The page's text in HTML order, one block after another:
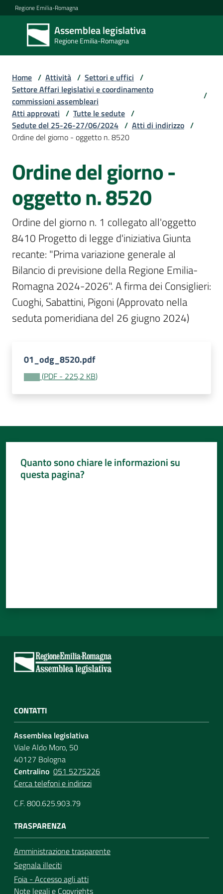
Vai al contenuto
Vai alla navigazione
Vai al footer
Regione Emilia-Romagna
Assemblea legislativa
Regione Emilia-Romagna
Assemblea
legislativa
Regione Emilia-
Assemblea
Per
i
media
Per
i
cittadini
Home / Attività / Settori e uffici /
Settore Affari legislativi e coordinamento
commissioni assembleari
/
Atti approvati / Tutte le sedute /
Sedute del 25-26-27/06/2024 / Atti di indirizzo /
Ordine del giorno - oggetto n. 8520
Ordine del giorno -
oggetto n. 8520
Ordine del giorno n. 1 collegato all'oggetto
8410 Progetto di legge d'iniziativa Giunta
recante: "Prima variazione generale al
Bilancio di previsione della Regione Emilia-
Romagna 2024-2026". A firma dei Consiglieri:
Cuoghi, Sabattini, Pigoni (Approvato nella
seduta pomeridiana del 26 giugno 2024)
01_odg_8520.pdf
(PDF - 225,2 KB)
Quanto sono chiare le informazioni su
questa pagina?
CONTATTI
Assemblea legislativa
Viale Aldo Moro, 50
40127 Bologna
Centralino 051 5275226
Cerca telefoni e indirizzi
C.F. 800.625.903.79
TRASPARENZA
Amministrazione trasparente
Segnala illeciti
Foia - Accesso agli atti
Note legalie Copyrights